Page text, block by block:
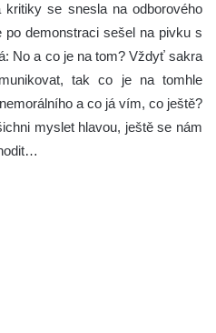
se snesla na odborového
demonstraci sešel na pivku s
No a co je na tom? Vždyť sakra
tak co je na tomhle
a co já vím, co ještě?
myslet hlavou, ještě se nám